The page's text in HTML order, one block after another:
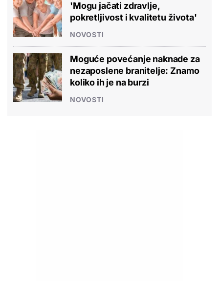
'Mogu jačati zdravlje,
pokretljivost i kvalitetu života'
NOVOSTI
Moguće povećanje naknade za
nezaposlene branitelje: Znamo
koliko ih je na burzi
NOVOSTI